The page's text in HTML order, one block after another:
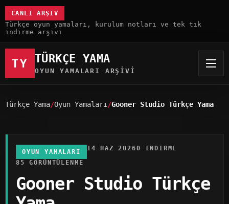
CANLI ARŞIV
Türkçe oyun yamaları, kurulum notları ve tek tık
indirme arşivi
TY TÜRKÇE YAMA
OYUN YAMALARI ARŞIVI
Türkçe Yama Oyun Yamaları Gooner Studio Türkçe Yama
OYUN YAMALARI 14 HAZ 20260 INDIRME
85 GÖRÜNTÜLENME
Gooner Studio Türkçe